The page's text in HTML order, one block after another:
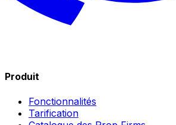
Produit
Fonctionnalités
Tarification